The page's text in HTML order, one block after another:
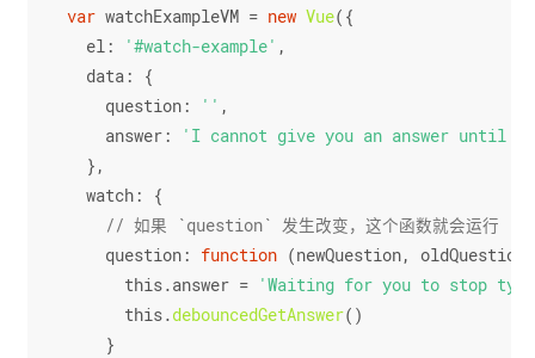
var watchExampleVM = new Vue({
el: '#watch-example' ,
data: {
question: '' ,
answer:
'I cannot give you an answer until
  },
watch: {
// 如果 `question` 发生改变，这个函数就会运行
question: function (newQuestion, oldQuestion
this.answer =
'Waiting for you to stop
this.debouncedGetAnswer()
    }